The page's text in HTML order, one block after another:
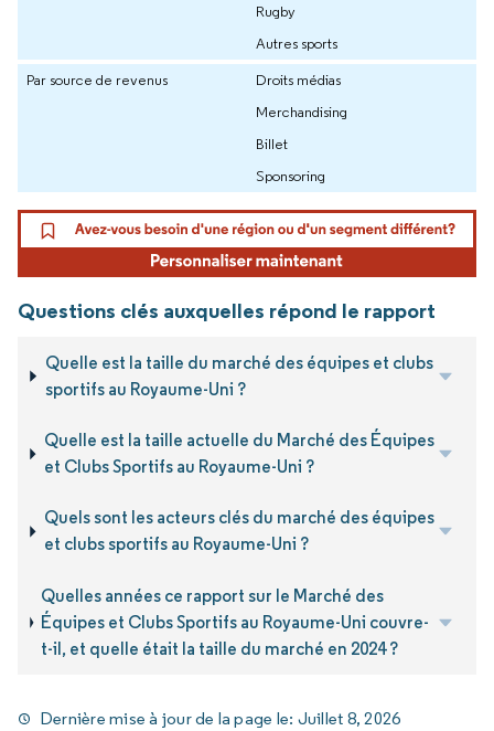
Rugby
Autres sports
Par source de revenus
Droits médias
Merchandising
Billet
Sponsoring
Questions clés auxquelles répond le rapport
Quelle est la taille du marché des équipes et clubs
sportifs au Royaume-Uni ?
Quelle est la taille actuelle du Marché des Équipes
et Clubs Sportifs au Royaume-Uni ?
Quels sont les acteurs clés du marché des équipes
et clubs sportifs au Royaume-Uni ?
Quelles années ce rapport sur le Marché des
Équipes et Clubs Sportifs au Royaume-Uni couvre-
t-il, et quelle était la taille du marché en 2024 ?
Dernière mise à jour de la page le: Juillet 8, 2026